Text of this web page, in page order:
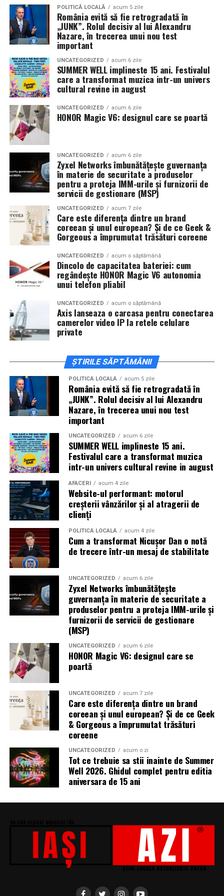
Pe11 februarieva avea loc proiecția specială
mea”de la Cinema City din City Park Constanța
18:30, unde
regizorul Paul Decu și actrița Azaleea
Necula, originari din Constanța și împrejurimi, vor
prezenta filmul alături de colegii lor
Alexandra Răduță și Gabriel Vatavu.
Cinema City Shopping City Galațiinvită spectatorii
12 februarie de la 18:30
State și Azaleea Necula și regizorul Paul Decu.
Pe 13 februarie la ora 18:30
invitați la proiecția specială din
, alături de regizorulPaul Decuși de
actoriiGabriel Vatavu, Sergiu Costache, Azaleea
Necula, Alexandra Răduță.
De „Ziua Îndrăgostiților”, pe14 februarie, în Cinema
City Iulius Mall Suceava, de la 18:30, spectatorii sunt
invitați la film alături de regizorulPaul Decu și de
actoriiSergiu Costache, Vlad si Oana Gherman,
Alexandra Răduță.
Cineplexx Băneasa Shopping City
București
găzduiește o proiecție specială în prezența
întregii echipe pe15 februarie, de la 17:30.
ÎnCraiova , regizorulPaul Decuși actoriiSergiu
Costache, Azaleea Necula și Oana Gherman
Mall pe 16 februarie de la ora 18:00.
ActoriiVlad Gherman, Oana Gherman și Ioana
Ginghină
vin la întâlnirea cu publicul dinCinema City
Vivo! Pitești pe 17 februarie, de la 18:30și vor
participa la o discuție după proiecție, alături de
Paul Decu.
Caravana„În pielea mea”ajunge laCinema City
Shopping City Ploiești, pe 18 februarie,de la 18:30, la
proiecția specială introdusă de regizorulPaul Decu,
alături de actoriiIoana State, Vlad și Oana Gherman,
Azaleea Necula și Gabriel Vatavu.
O comedie actuală și spumoasă, filmul
mea”este distribuit de T.R.I.B.E. Films.
TRAILER:https://bit.ly/InPieleaMea
Site oficial:
Mai multe detalii, imagini de la filmări, fragmente din
film, declarații din partea actorilor și informații despre
concursuri sunt disponibile pe paginile social media ale
Facebook,Instagram,TikTok .
Adrian Pădurețu semnează imaginea filmului. De sunet
s-a ocupat Bogdan Ivanovici, de scenografie Anca
Miron, iar de costume Francisca Vass.
„În Pielea Mea”este un film produs de: CB MOTION
PICTURES.
Producător asociat: MAGNETIC MEDIA PRODUCTIONS
Producător: Claudiu Boboc
Producător executiv: Adela Mara
Manager producție: Iulia Cezara Roșu
Realizat cu sprijinul:
Co-finanțatori:C&C HOUSE RESIDENCE, S&I BEST
CORPORATION WEB DESIGN, CLIMA FREON
: CLINICA RMN TINERETULUI; CLINICA
POLITICĂ LOCALĂ acum 5 zile
România evită să fie retrogradată în
„JUNK”. Rolul decisiv al lui Alexandru
Nazare, în trecerea unui nou test
important
UNCATEGORIZED acum 6 zile
SUMMER WELL implineste 15 ani. Festivalul
care a transformat muzica intr-un univers
cultural revine in august
UNCATEGORIZED acum 6 zile
HONOR Magic V6: designul care se poartă
UNCATEGORIZED acum 6 zile
Zyxel Networks îmbunătățește guvernanța
în materie de securitate a produselor
pentru a proteja IMM-urile și furnizorii de
servicii de gestionare (MSP)
UNCATEGORIZED acum 7 zile
Care este diferența dintre un brand
coreean și unul european? Și de ce Geek &
Gorgeous a împrumutat trăsături coreene
UNCATEGORIZED acum o săptămână
Dincolo de capacitatea bateriei: cum
regândește HONOR Magic V6 autonomia
unui telefon pliabil
UNCATEGORIZED acum o săptămână
Axis lanseaza o carcasa pentru conectarea
camerelor video IP la retele celulare
private
ȘTIRILE SĂPTĂMÂNII
POLITICĂ LOCALĂ acum 5 zile
România evită să fie retrogradată în
„JUNK”. Rolul decisiv al lui Alexandru
Nazare, în trecerea unui nou test
important
UNCATEGORIZED acum 6 zile
SUMMER WELL implineste 15 ani.
Festivalul care a transformat muzica
intr-un univers cultural revine in august
AFACERI acum 4 zile
Website-ul performant: motorul
creșterii vânzărilor și al atragerii de
clienți
POLITICĂ LOCALĂ acum 4 zile
Cum a transformat Nicușor Dan o notă
de trecere într-un mesaj de stabilitate
UNCATEGORIZED acum 6 zile
Zyxel Networks îmbunătățește
guvernanța în materie de securitate a
produselor pentru a proteja IMM-urile și
furnizorii de servicii de gestionare
(MSP)
UNCATEGORIZED acum 6 zile
HONOR Magic V6: designul care se
poartă
UNCATEGORIZED acum 7 zile
Care este diferența dintre un brand
coreean și unul european? Și de ce Geek
& Gorgeous a împrumutat trăsături
coreene
UNCATEGORIZED acum o zi
Tot ce trebuie sa stii inainte de Summer
Well 2026. Ghidul complet pentru editia
aniversara de 15 ani